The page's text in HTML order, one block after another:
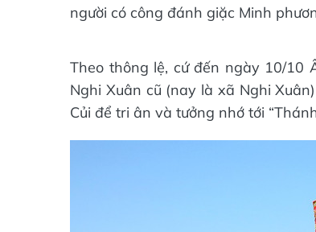
người có công đánh giặc Minh
Theo thông lệ, cứ đến ngày 10/10
Nghi Xuân cũ (nay là xã Nghi
Củi để tri ân và tưởng nhớ tới